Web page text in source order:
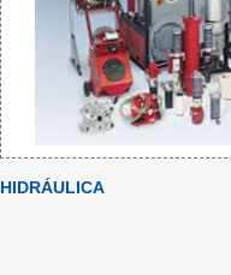
HIDRÁULICA